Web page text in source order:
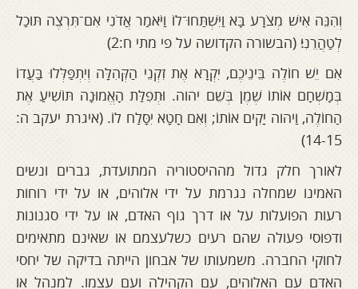
וְהִנֵּה אִישׁ מְצֹרָע בָּא וַיִּשְׁתַּחוּ־לוֹ וַיֹּאמַר אֲדֹנִי אִם־תִּרְצֶה תּוּכַל
לְטַהֲרֵנִי׃ (הבשורה הקדושה על פי מתי ח:2)
אִם יֵשׁ חוֹלֶה בֵּינֵיכֶם, יִקְרָא אֶת זִקְנֵי הַקְּהִלָּה וְיִתְפַּלְּלוּ בַּעֲדוֹ
בְּמָשְׁחָם אוֹתוֹ שֶׁמֶן בְּשֵׁם יהוה. וּתְפִלַּת הָאֱמוּנָה תּוֹשִׁיעַ אֶת
הַחוֹלֶה, וַיהוה יָקִים אוֹתוֹ; וְאִם חָטָא יִסָּלַח לוֹ. (איגרת יעקב ה:
14-15)
לאורך חלק גדול מההיסטוריה המתועדת, גברים ונשים
האמינו שמחלה נגרמת על ידי אלוהים, או על ידי רוחות
רעות הפועלות על או דרך גוף האדם, או על ידי סגנונות
ודפוסי פעולה שהם רעים כשלעצמם או שאינם מתאימים
לחוקי החברה. משמעותו של אבחון הייתה בדיקה של יחסי
האדם עם האלוהים, עם הקהילה ועם עצמו. למנהל או